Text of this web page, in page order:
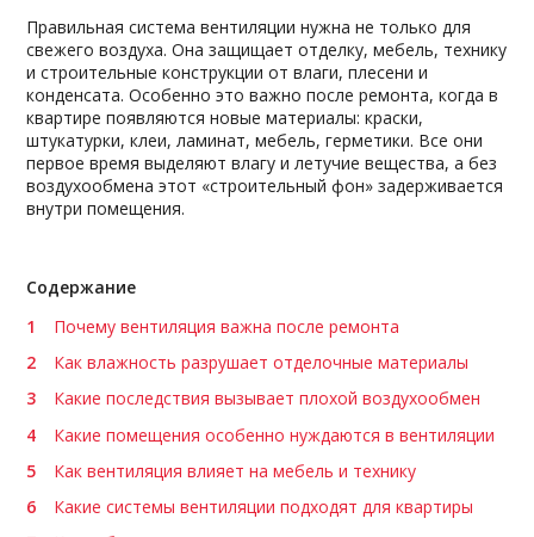
Правильная система вентиляции нужна не только для
свежего воздуха. Она защищает отделку, мебель, технику
и строительные конструкции от влаги, плесени и
конденсата. Особенно это важно после ремонта, когда в
квартире появляются новые материалы: краски,
штукатурки, клеи, ламинат, мебель, герметики. Все они
первое время выделяют влагу и летучие вещества, а без
воздухообмена этот «строительный фон» задерживается
внутри помещения.
Содержание
Почему вентиляция важна после ремонта
Как влажность разрушает отделочные материалы
Какие последствия вызывает плохой воздухообмен
Какие помещения особенно нуждаются в вентиляции
Как вентиляция влияет на мебель и технику
Какие системы вентиляции подходят для квартиры